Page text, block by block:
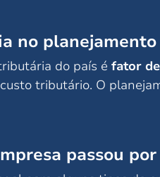
no
do país é fator
tributário. O
passou